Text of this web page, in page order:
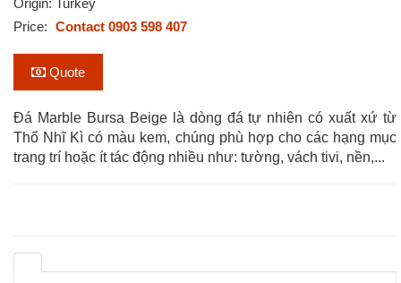
Origin: Turkey
Price: Contact 0903 598 407
Quote
Đá Marble Bursa Beige là dòng đá tự nhiên có xuất xứ từ
Thổ Nhĩ Kì có màu kem, chúng phù hợp cho các hạng mục
trang trí hoặc ít tác động nhiều như: tường, vách tivi, nền,...